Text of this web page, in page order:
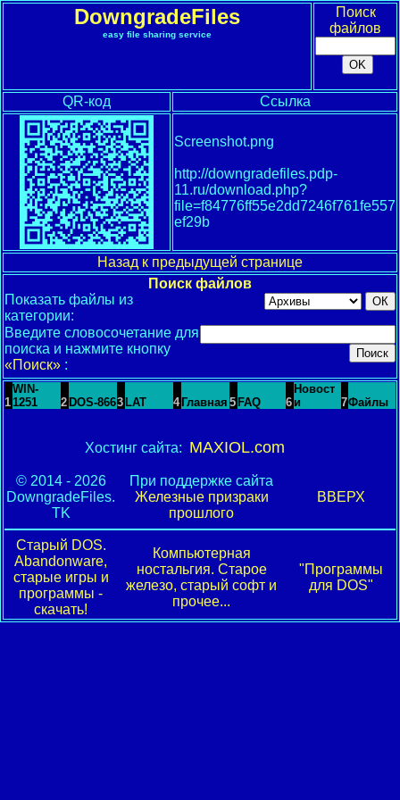
DowngradeFiles
easy file sharing service
Поиск
файлов
QR-код Ссылка
Screenshot.png
http://downgradefiles.pdp-
11.ru/download.php?
file=f84776ff55e2dd7246f761fe557
ef29b
Назад к предыдущей странице
Поиск файлов
Показать файлы из
категории:
Введите словосочетание для
поиска и нажмите кнопку
«Поиск» :
1
WIN-
1251
2 DOS-8663 LAT 4 Главная 5 FAQ 6
Новост
и
7Файлы
Хостинг сайта: MAXIOL.com
© 2014 - 2026
DowngradeFiles.
TK
При поддержке сайта
Железные призраки
прошлого
ВВЕРХ
Старый DOS.
Abandonware,
старые игры и
программы -
скачать!
Компьютерная
ностальгия. Старое
железо, старый софт и
прочее...
"Программы
для DOS"